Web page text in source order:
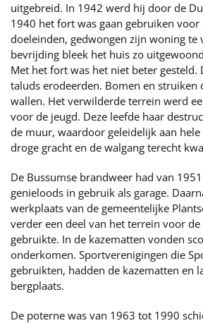
uitgebreid. In 1942 werd hij door de
1940 het fort was gaan gebruiken voor
doeleinden, gedwongen zijn woning te
bevrijding bleek het huis zo
Met het fort was het niet beter gesteld.
taluds erodeerden. Bomen en struiken
wallen. Het verwilderde terrein werd
voor de jeugd. Deze leefde haar
de muur, waardoor geleidelijk aan
droge gracht en de walgang terecht
De Bussumse brandweer had van
genieloods in gebruik als garage.
werkplaats van de gemeentelijke
verder een deel van het terrein voor
gebruikte. In de kazematten vonden
onderkomen. Sportverenigingen die
gebruikten, hadden de kazematten en
bergplaats.
De poterne was van 1963 tot 1990